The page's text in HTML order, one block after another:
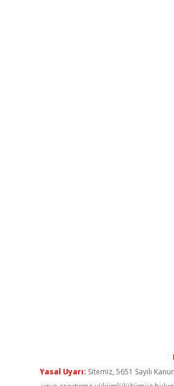
Yasal Uyarı: Sitemiz, 5651 Sayılı